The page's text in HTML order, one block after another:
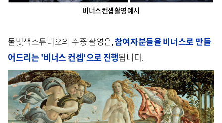
비너스 컨셉 촬영 예시
물빛색스튜디오의 수중 촬영은,참여자분들을 비너스로 만들
어드리는 '비너스 컨셉'으로 진행됩니다.